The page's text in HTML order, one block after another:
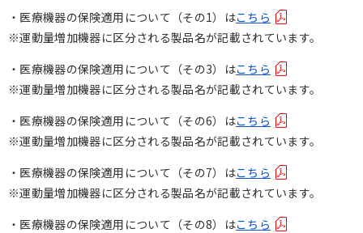
・医療機器の保険適用について（その1）はこちら
※運動量増加機器に区分される製品名が記載されています。
・医療機器の保険適用について（その3）はこちら
※運動量増加機器に区分される製品名が記載されています。
・医療機器の保険適用について（その6）はこちら
※運動量増加機器に区分される製品名が記載されています。
・医療機器の保険適用について（その7）はこちら
※運動量増加機器に区分される製品名が記載されています。
・医療機器の保険適用について（その8）はこちら